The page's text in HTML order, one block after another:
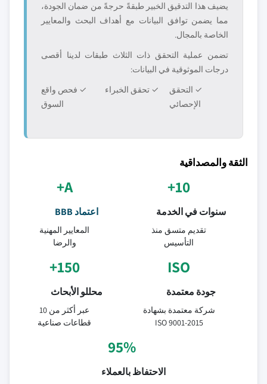
يضيف هذا التدقيق الخبير طبقةً حرجةً من ضمان الجودة،
مما يضمن توافق البيانات مع أهداف البحث والمعايير
الخاصة بالمجال.
تضمن عملية التحقق ذات الثلاث طبقات لدينا أقصى
درجات الموثوقية في البيانات:
✓ التحقق
الإحصائي
✓ تحقق الخبراء
✓ فحص واقع
السوق
الثقة والمصداقية
10+
سنوات في الخدمة
تقديم متسق منذ
التأسيس
A+
اعتماد BBB
المعايير المهنية
والرضا
ISO
جودة معتمدة
شركة معتمدة بشهادة
ISO 9001-2015
150+
محللو الأبحاث
عبر أكثر من 10
قطاعات صناعية
95%
الاحتفاظ بالعملاء